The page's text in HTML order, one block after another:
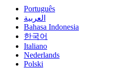
Português
العربية
Bahasa Indonesia
한국어
Italiano
Nederlands
Polski